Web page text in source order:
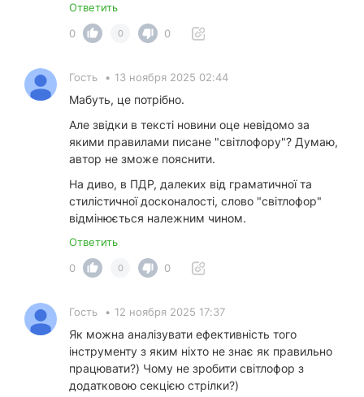
Ответить
0
0 0
Гость • 13 ноября 2025 02:44
Мабуть, це потрібно.
Але звідки в тексті новини оце невідомо за
якими правилами писане "світлофору"? Думаю,
автор не зможе пояснити.
На диво, в ПДР, далеких від граматичної та
стилістичної досконалості, слово "світлофор"
відмінюється належним чином.
Ответить
0
0 0
Гость • 12 ноября 2025 17:37
Як можна аналізувати ефективність того
інструменту з яким ніхто не знає як правильно
працювати?) Чому не зробити світлофор з
додатковою секцією стрілки?)